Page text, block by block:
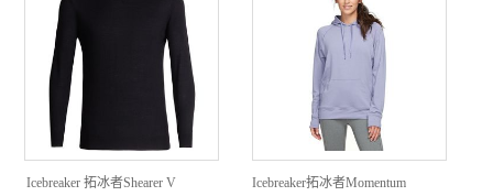
Icebreaker 拓冰者Shearer V
Icebreaker拓冰者Momentum